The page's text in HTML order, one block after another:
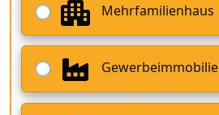
Mehrfamilienhaus
Gewerbeimmobilie